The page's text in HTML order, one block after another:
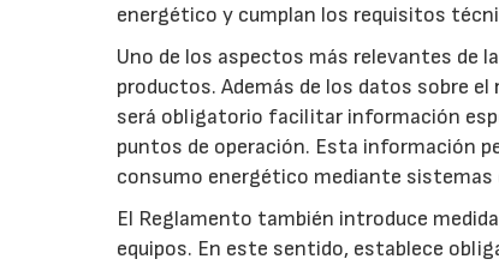
energético y cumplan los requisitos
Uno de los aspectos más relevantes de
productos. Además de los datos sobre
será obligatorio facilitar información
puntos de operación. Esta información
consumo energético mediante
El Reglamento también introduce
equipos. En este sentido, establece